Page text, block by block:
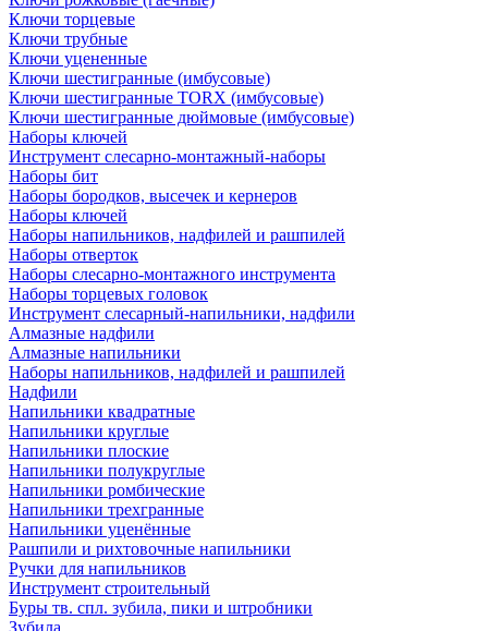
Ключи торцевые
Ключи трубные
Ключи уцененные
Ключи шестигранные (имбусовые)
Ключи шестигранные TORX (имбусовые)
Ключи шестигранные дюймовые (имбусовые)
Наборы ключей
Инструмент слесарно-монтажный-наборы
Наборы бит
Наборы бородков, высечек и кернеров
Наборы ключей
Наборы напильников, надфилей и рашпилей
Наборы отверток
Наборы слесарно-монтажного инструмента
Наборы торцевых головок
Инструмент слесарный-напильники, надфили
Алмазные надфили
Алмазные напильники
Наборы напильников, надфилей и рашпилей
Надфили
Напильники квадратные
Напильники круглые
Напильники плоские
Напильники полукруглые
Напильники ромбические
Напильники трехгранные
Напильники уценённые
Рашпили и рихтовочные напильники
Ручки для напильников
Инструмент строительный
Буры тв. спл. зубила, пики и штробники
Зубила